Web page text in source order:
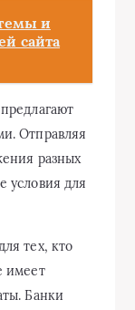
и
сайта
Отправляя
разных
условия для
тех, кто
имеет
Банки